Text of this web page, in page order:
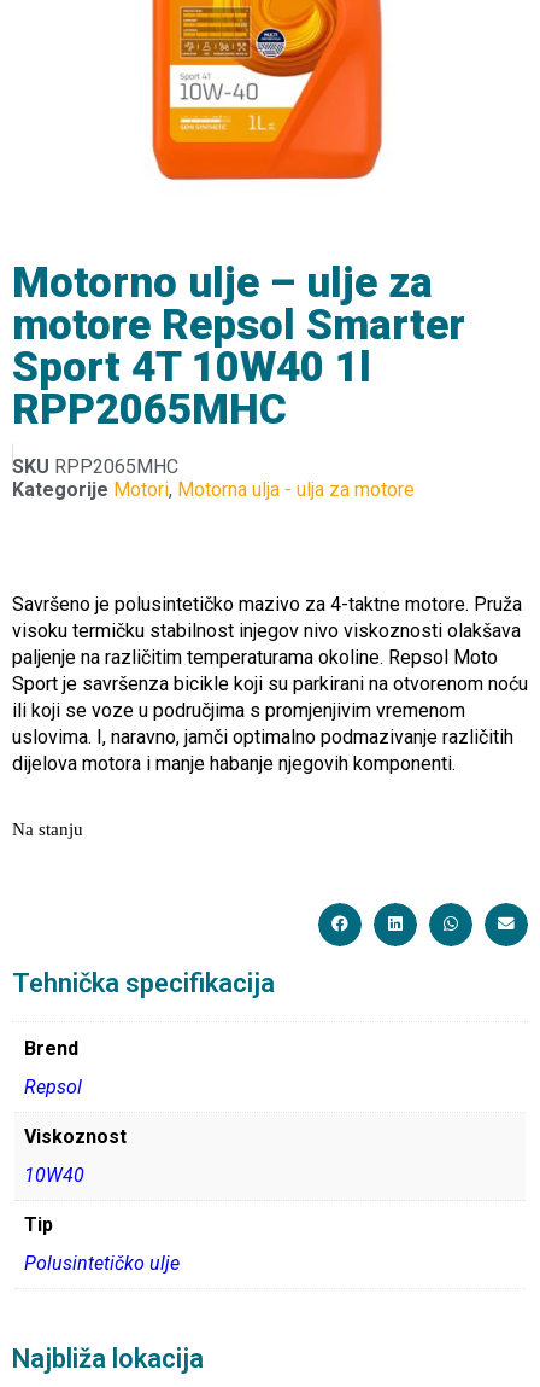
Motorno ulje – ulje za
motore Repsol Smarter
Sport 4T 10W40 1l
RPP2065MHC
SKU RPP2065MHC
Kategorije Motori, Motorna ulja - ulja za motore
Savršeno je polusintetičko mazivo za 4-taktne motore. Pruža
visoku termičku stabilnost injegov nivo viskoznosti olakšava
paljenje na različitim temperaturama okoline. Repsol Moto
Sport je savršenza bicikle koji su parkirani na otvorenom noću
ili koji se voze u područjima s promjenjivim vremenom
uslovima. I, naravno, jamči optimalno podmazivanje različitih
dijelova motora i manje habanje njegovih komponenti.
Na stanju
Tehnička specifikacija
Brend
Repsol
Viskoznost
10W40
Tip
Polusintetičko ulje
Najbliža lokacija